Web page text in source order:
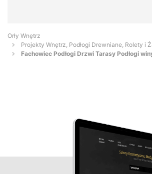
Orły Wnętrz
Projekty Wnętrz, Podłogi Drewniane, Rolety i
Fachowiec Podłogi Drzwi Tarasy Podłogi